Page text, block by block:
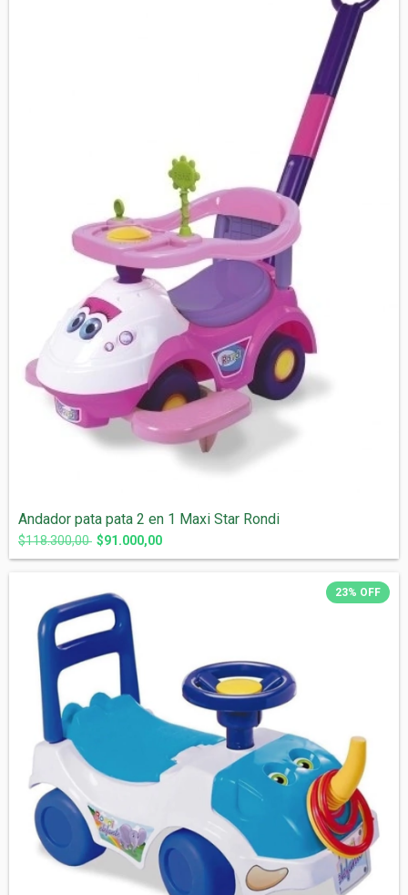
Andador pata pata 2 en 1 Maxi Star Rondi
$118.300,00 $91.000,00
23% OFF